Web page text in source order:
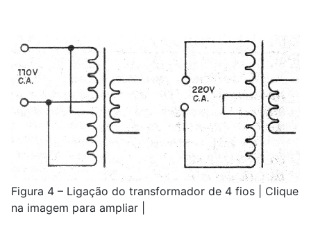
Figura 4 – Ligação do transformador de 4 fios | Clique
na imagem para ampliar |